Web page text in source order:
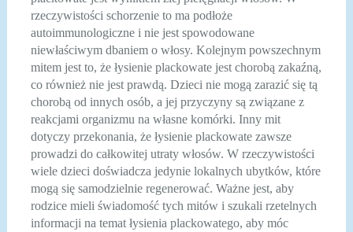
rzeczywistości schorzenie to ma podłoże
autoimmunologiczne i nie jest spowodowane
niewłaściwym dbaniem o włosy. Kolejnym powszechnym
mitem jest to, że łysienie plackowate jest chorobą zakaźną,
co również nie jest prawdą. Dzieci nie mogą zarazić się tą
chorobą od innych osób, a jej przyczyny są związane z
reakcjami organizmu na własne komórki. Inny mit
dotyczy przekonania, że łysienie plackowate zawsze
prowadzi do całkowitej utraty włosów. W rzeczywistości
wiele dzieci doświadcza jedynie lokalnych ubytków, które
mogą się samodzielnie regenerować. Ważne jest, aby
rodzice mieli świadomość tych mitów i szukali rzetelnych
informacji na temat łysienia plackowatego, aby móc